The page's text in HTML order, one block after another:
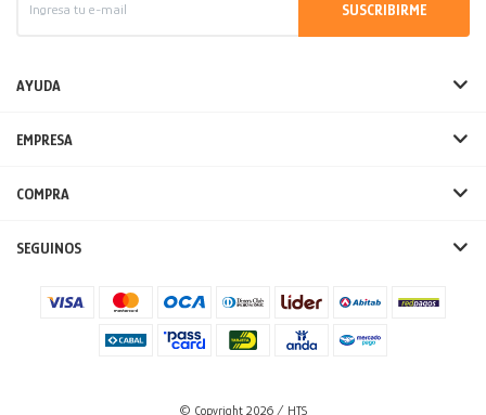
SUSCRIBIRME
AYUDA
EMPRESA
COMPRA
SEGUINOS
© Copyright 2026 / HTS